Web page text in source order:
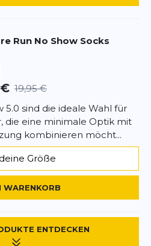
Run No Show Socks
19,95 €
5.0 sind die ideale Wahl für
die eine minimale Optik mit
kombinieren möcht...
Größe
WARENKORB
ENTDECKEN